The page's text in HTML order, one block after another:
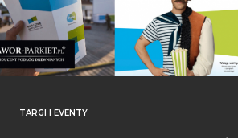
TARGI I EVENTY